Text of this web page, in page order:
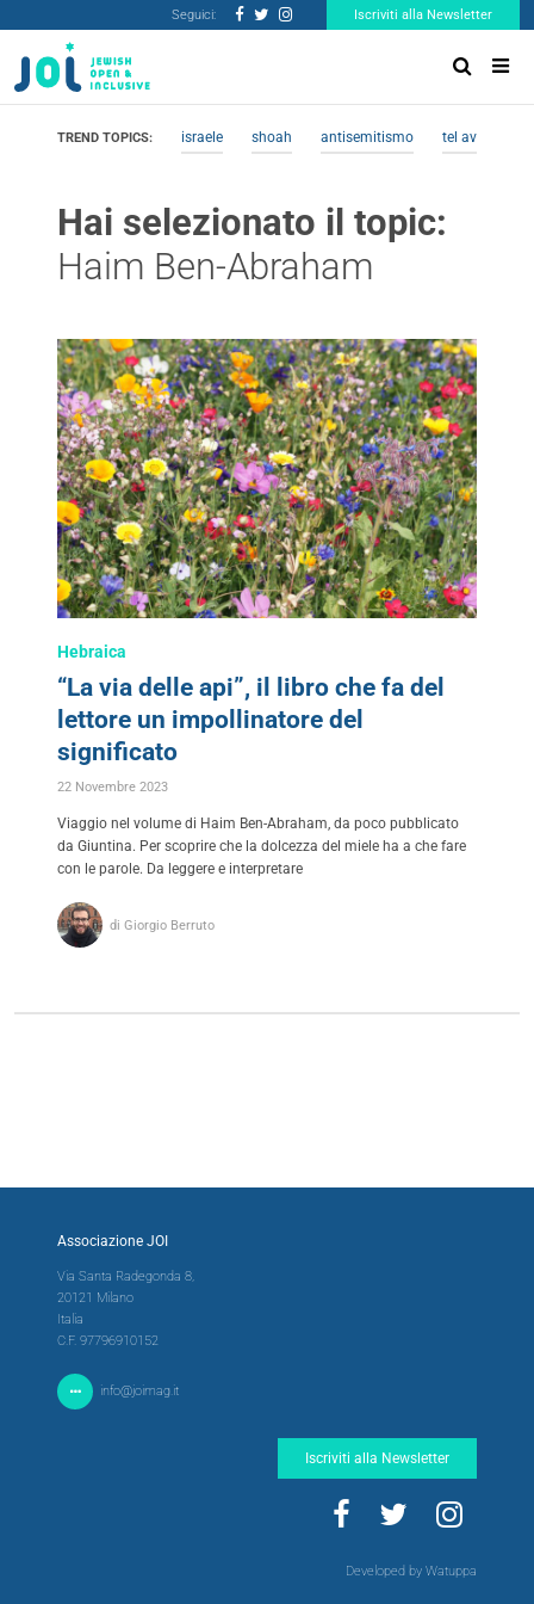
Seguici: Iscriviti alla Newsletter
TREND TOPICS: israele shoah antisemitismo tel aviv
Hai selezionato il topic:
Haim Ben-Abraham
Hebraica
“La via delle api”, il libro che fa del
lettore un impollinatore del
significato
22 Novembre 2023
Viaggio nel volume di Haim Ben-Abraham, da poco pubblicato
da Giuntina. Per scoprire che la dolcezza del miele ha a che fare
con le parole. Da leggere e interpretare
di Giorgio Berruto
Associazione JOI
Via Santa Radegonda 8,
20121 Milano
Italia
C.F. 97796910152
info@joimag.it
Iscriviti alla Newsletter
Developed by Watuppa